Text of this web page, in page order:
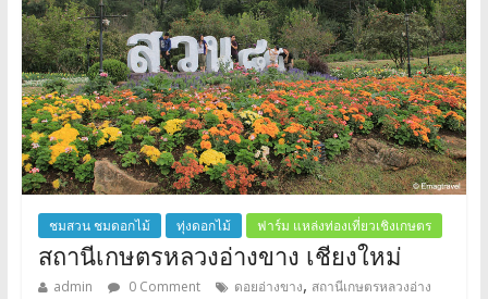
ชมสวน ชมดอกไม้ ทุ่งดอกไม้ ฟาร์ม แหล่งท่องเที่ยวเชิงเกษตร
สถานีเกษตรหลวงอ่างขาง เชียงใหม่
admin 0 Comment ดอยอ่างขาง, สถานีเกษตรหลวงอ่าง